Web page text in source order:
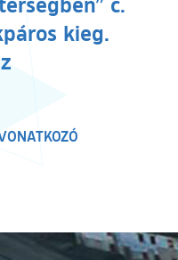
kieg.